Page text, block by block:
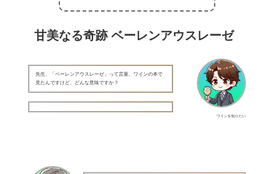
甘美なる奇跡 ベーレンアウスレーゼ
ワインを知りたい
先生、「ベーレンアウスレーゼ」って言葉、ワインの本で
見たんですけど、どんな意味ですか？